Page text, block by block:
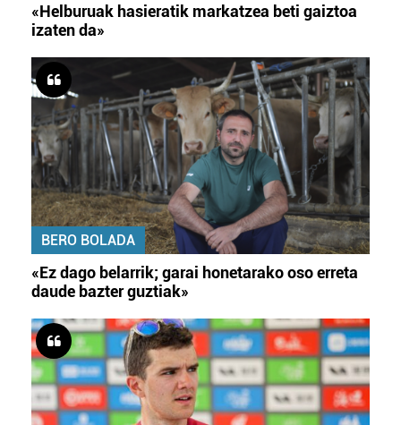
«Helburuak hasieratik markatzea beti gaiztoa
izaten da»
BERO BOLADA
«Ez dago belarrik; garai honetarako oso erreta
daude bazter guztiak»